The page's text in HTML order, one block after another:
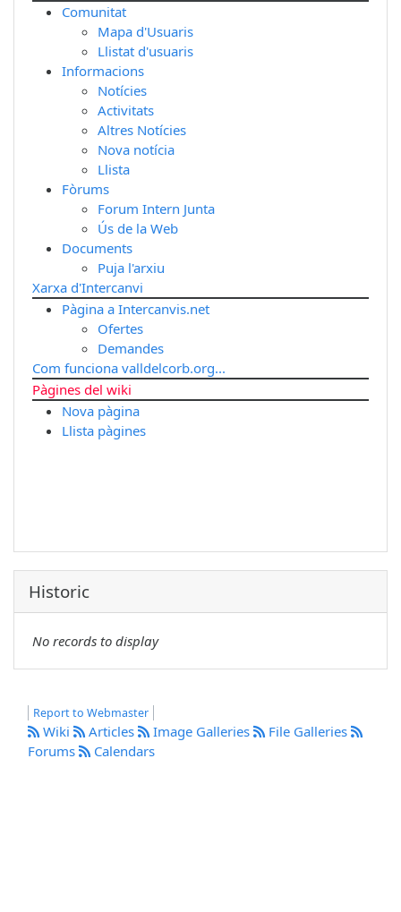
Comunitat
Mapa d'Usuaris
Llistat d'usuaris
Informacions
Notícies
Activitats
Altres Notícies
Nova notícia
Llista
Fòrums
Forum Intern Junta
Ús de la Web
Documents
Puja l'arxiu
Xarxa d'Intercanvi
Pàgina a Intercanvis.net
Ofertes
Demandes
Com funciona valldelcorb.org...
Pàgines del wiki
Nova pàgina
Llista pàgines
Historic
No records to display
Report to Webmaster
Wiki Articles Image Galleries
File Galleries
Forums
Calendars